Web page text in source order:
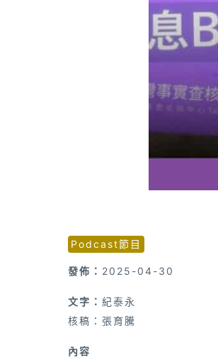
Podcast節目
發佈： 2025-04-30
文字： 紀泰永
核稿：張育騰
內容